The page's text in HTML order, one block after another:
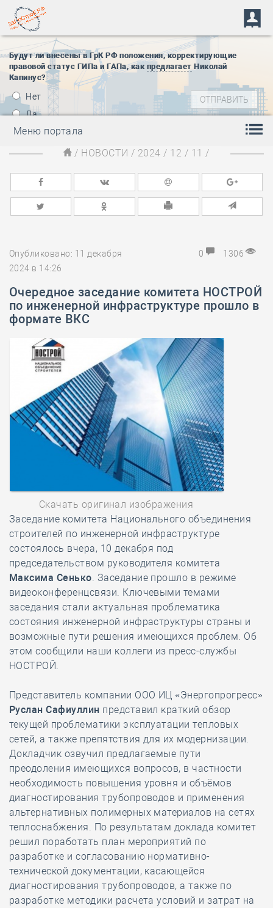
Будут ли внесены в ГрК РФ положения, корректирующие
правовой статус ГИПа и ГАПа, как предлагает Николай
Капинус?
Нет
Да
Меню портала
/ НОВОСТИ / 2024 / 12 / 11 /
Опубликовано: 11 декабря
2024 в 14:26
0 1306
Очередное заседание комитета НОСТРОЙ
по инженерной инфраструктуре прошло в
формате ВКС
Скачать оригинал изображения
Заседание комитета Национального объединения
строителей по инженерной инфраструктуре
состоялось вчера, 10 декабря под
председательством руководителя комитета
Максима Сенько . Заседание прошло в режиме
видеоконференцсвязи. Ключевыми темами
заседания стали актуальная проблематика
состояния инженерной инфраструктуры страны и
возможные пути решения имеющихся проблем. Об
этом сообщили наши коллеги из пресс-службы
НОСТРОЙ.
Представитель компании ООО ИЦ «Энергопрогресс»
Руслан Сафиуллин представил краткий обзор
текущей проблематики эксплуатации тепловых
сетей, а также препятствия для их модернизации.
Докладчик озвучил предлагаемые пути
преодоления имеющихся вопросов, в частности
необходимость повышения уровня и объёмов
диагностирования трубопроводов и применения
альтернативных полимерных материалов на сетях
теплоснабжения. По результатам доклада комитет
решил поработать план мероприятий по
разработке и согласованию нормативно-
технической документации, касающейся
диагностирования трубопроводов, а также по
разработке методики расчета условий и затрат на